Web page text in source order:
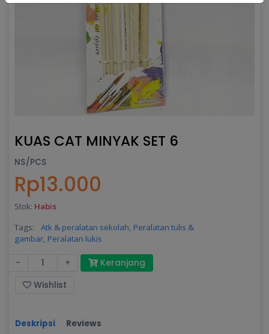
KUAS CAT MINYAK SET 6
NS/PCS
Rp13.000
Stok: Habis
Tags:
Atk & peralatan sekolah, Peralatan tulis &
gambar, Peralatan lukis
- +
Keranjang
Wishlist
Deskripsi Reviews